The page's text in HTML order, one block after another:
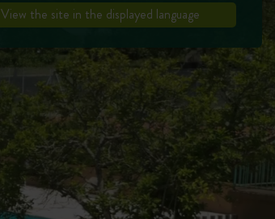
View the site in the displayed language